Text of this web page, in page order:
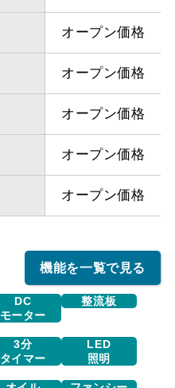
オープン価格
オープン価格
オープン価格
オープン価格
オープン価格
機能を一覧で見る
DC
モーター
整流板
3分
タイマー
LED
照明